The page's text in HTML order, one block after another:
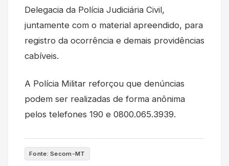
Delegacia da Polícia Judiciária Civil,
juntamente com o material apreendido, para
registro da ocorrência e demais providências
cabíveis.
A Polícia Militar reforçou que denúncias
podem ser realizadas de forma anônima
pelos telefones 190 e 0800.065.3939.
Fonte: Secom-MT